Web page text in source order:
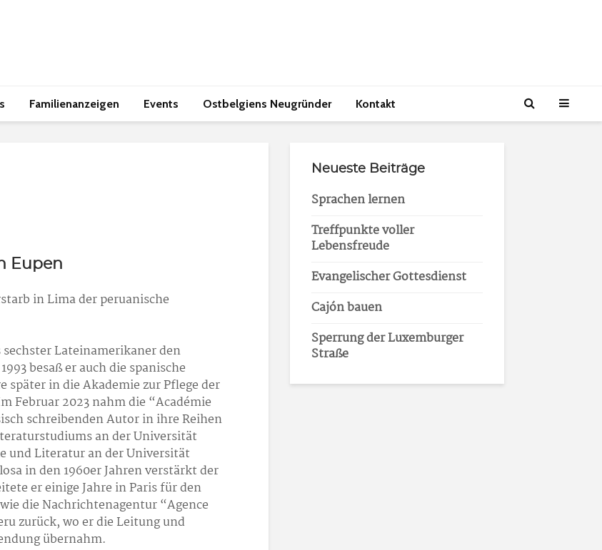
Familienanzeigen Events Ostbelgiens Neugründer Kontakt
Eupen
in Lima der peruanische
Lateinamerikaner den
besaß er auch die spanische
später in die Akademie zur Pflege der
Februar 2023 nahm die “Académie
schreibenden Autor in ihre Reihen
an der Universität
und Literatur an der Universität
in den 1960er Jahren verstärkt der
er einige Jahre in Paris für den
die Nachrichtenagentur “Agence
zurück, wo er die Leitung und
übernahm.
Neueste Beiträge
Sprachen lernen
Treffpunkte voller
Lebensfreude
Evangelischer Gottesdienst
Cajón bauen
Sperrung der Luxemburger
Straße